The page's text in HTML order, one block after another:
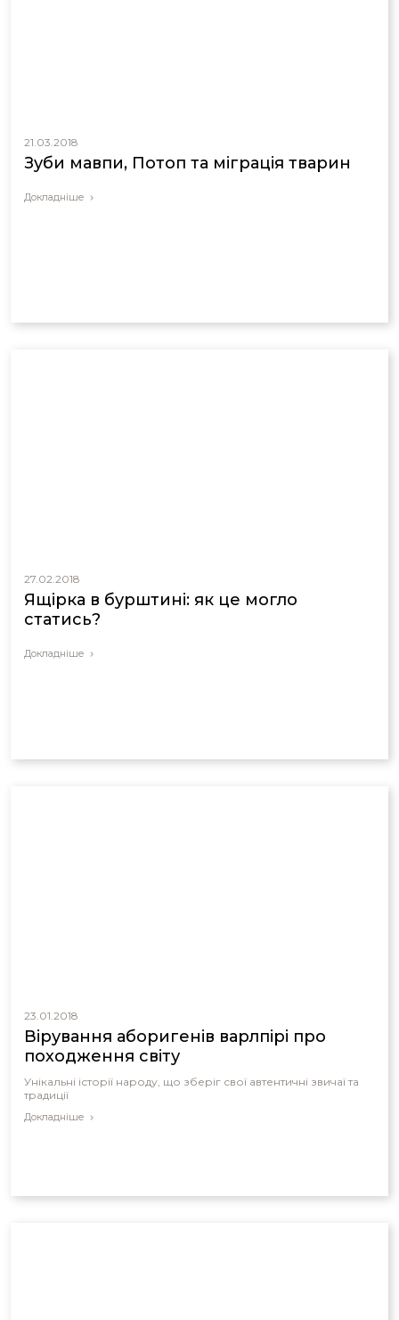
21.03.2018
Зуби мавпи, Потоп та міграція тварин
Докладніше
27.02.2018
Ящірка в бурштині: як це могло
статись?
Докладніше
23.01.2018
Вірування аборигенів варлпірі про
походження світу
Унікальні історії народу, що зберіг свої автентичні звичаї та
традиції
Докладніше